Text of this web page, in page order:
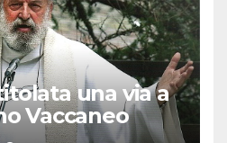
una via a
Vaccaneo